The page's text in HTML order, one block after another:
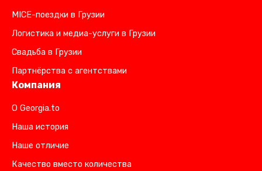
MICE-поездки в Грузии
Логистика и медиа-услуги в Грузии
Свадьба в Грузии
Партнёрства с агентствами
Компания
О Georgia.to
Наша история
Наше отличие
Качество вместо количества